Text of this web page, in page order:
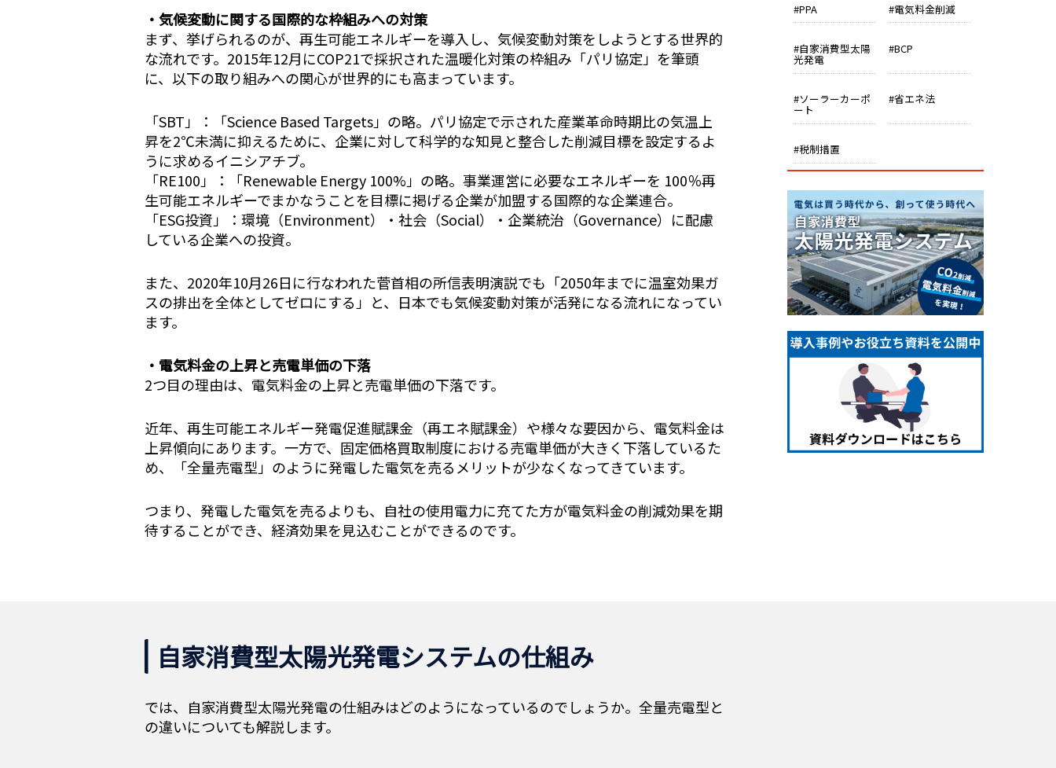
・気候変動に関する国際的な枠組みへの対策
まず、挙げられるのが、再生可能エネルギーを導入し、気候変動対策をしようとする世界的
な流れです。2015年12月にCOP21で採択された温暖化対策の枠組み「パリ協定」を筆頭
に、以下の取り組みへの関心が世界的にも高まっています。
「SBT」：「Science Based Targets」の略。パリ協定で示された産業革命時期比の気温上
昇を2℃未満に抑えるために、企業に対して科学的な知見と整合した削減目標を設定するよ
うに求めるイニシアチブ。
「RE100」：「Renewable Energy 100%」の略。事業運営に必要なエネルギーを 100％再
生可能エネルギーでまかなうことを目標に掲げる企業が加盟する国際的な企業連合。
「ESG投資」：環境（Environment）・社会（Social）・企業統治（Governance）に配慮
している企業への投資。
また、2020年10月26日に行なわれた菅首相の所信表明演説でも「2050年までに温室効果ガ
スの排出を全体としてゼロにする」と、日本でも気候変動対策が活発になる流れになってい
ます。
・電気料金の上昇と売電単価の下落
2つ目の理由は、電気料金の上昇と売電単価の下落です。
近年、再生可能エネルギー発電促進賦課金（再エネ賦課金）や様々な要因から、電気料金は
上昇傾向にあります。一方で、固定価格買取制度における売電単価が大きく下落しているた
め、「全量売電型」のように発電した電気を売るメリットが少なくなってきています。
つまり、発電した電気を売るよりも、自社の使用電力に充てた方が電気料金の削減効果を期
待することができ、経済効果を見込むことができるのです。
自家消費型太陽光発電システムの仕組み
では、自家消費型太陽光発電の仕組みはどのようになっているのでしょうか。全量売電型と
の違いについても解説します。
#PPA #電気料金削減
#自家消費型太陽
光発電
#BCP
#ソーラーカーポ
ート
#省エネ法
#税制措置